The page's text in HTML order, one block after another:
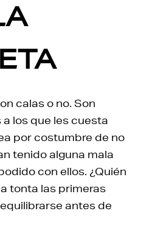
calas o no. Son
los que les cuesta
por costumbre de no
tenido alguna mala
con ellos. ¿Quién
tonta las primeras
antes de